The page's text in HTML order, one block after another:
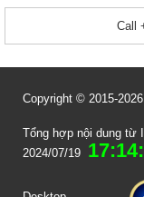
Call
Copyright © 2015-2026
Tổng hợp nội dung từ
2024/07/19